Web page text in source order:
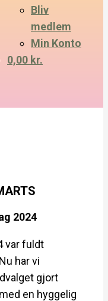
Bliv
medlem
Min Konto
0,00 kr.
2024
var fuldt
har vi
gjort
en hyggelig